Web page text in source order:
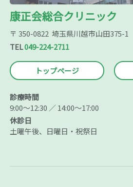
康正会総合クリニック
〒 350-0822 埼玉県川越市山田375-1
TEL049-224-2711
トップページ
診療時間
9:00～12:30 ／ 14:00～17:00
休診日
土曜午後、日曜日・祝祭日